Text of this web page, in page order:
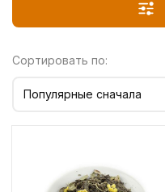
Сортировать по:
Популярные сначала